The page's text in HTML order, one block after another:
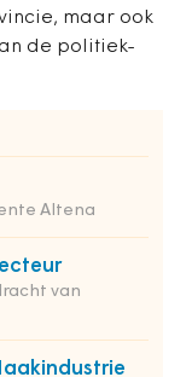
maar ook
de politiek-
Altena
van